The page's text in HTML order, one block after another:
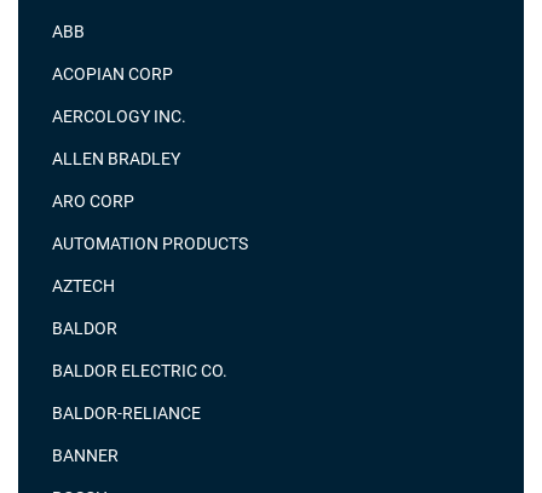
ABB
ACOPIAN CORP
AERCOLOGY INC.
ALLEN BRADLEY
ARO CORP
AUTOMATION PRODUCTS
AZTECH
BALDOR
BALDOR ELECTRIC CO.
BALDOR-RELIANCE
BANNER